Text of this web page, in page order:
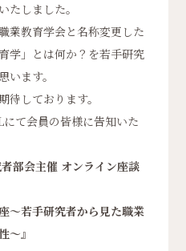
たしました。
業教育学会と名称変更した
学」とは何か？を若手研究
います。
待しております。
て会員の皆様に告知いた
部会主催 オンライン座談
〜若手研究者から見た職業
〜』